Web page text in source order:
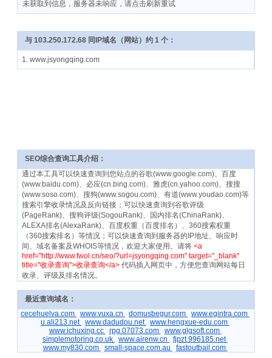
未获取到信息，服务器未响应，请点击刷新重试
与 103.250.172.68 同IP域名（网站）约 1 个：
1. www.jsyongqing.com
SEO综合查询工具介绍：
通过本工具可以快速查询到您站点的谷歌(www.google.com)、百度
(www.baidu.com)、必应(cn.bing.com)、雅虎(cn.yahoo.com)、搜搜
(www.soso.com)、搜狗(www.sogou.com)、有道(www.youdao.com)等
搜索引擎收录情况及反向链接；可以快速查询到谷歌评级
(PageRank)、搜狗评级(SogouRank)、国内排名(ChinaRank)、
ALEXA排名(AlexaRank)、百度权重（百度排名）、360搜索权重
（360搜索排名）等情况；可以快速查询到服务器的IP地址、响应时
间、域名备案及WHOIS等情况，欢迎大家使用。请将 <a
href="http://www.fwol.cn/seo/?url=jsyongqing.com" target="_blank"
title="收录查询">收录查询</a> 代码插入网页中，方便您查询网站每日
收录、评级及排名情况。
最近查询域名：
cecehuelva.com
www.vuxa.cn domusbegur.com
www.egintra.com
u.ali213.net www.dadudou.net www.hengxue-edu.com
www.ichuxing.cc
rpg.07073.com
www.glgsoft.com
simplemotoring.co.uk
www.airenw.cn
fjpzt.996185.net
www.my830.com
small-space.com.au fastoutbail.com